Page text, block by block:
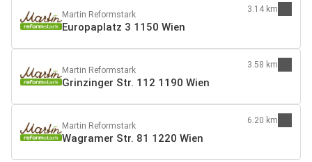
Martin Reformstark
Europaplatz 3 1150 Wien
3.14 km
Martin Reformstark
Grinzinger Str. 112 1190 Wien
3.58 km
Martin Reformstark
Wagramer Str. 81 1220 Wien
6.20 km